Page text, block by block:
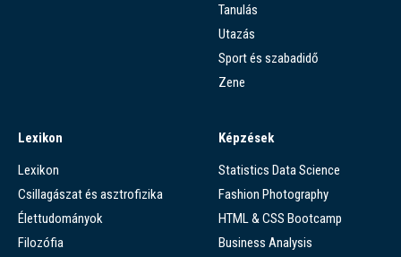
Tanulás
Utazás
Sport és szabadidő
Zene
Lexikon
Lexikon
Csillagászat és asztrofizika
Élettudományok
Filozófia
Képzések
Statistics Data Science
Fashion Photography
HTML & CSS Bootcamp
Business Analysis